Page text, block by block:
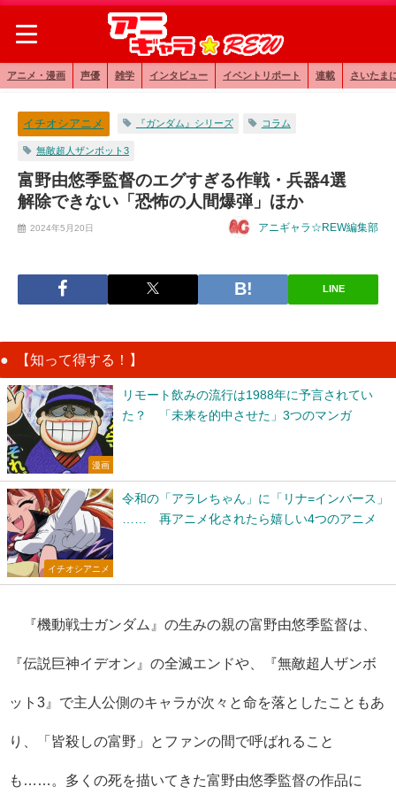
アニメ・漫画 声優 雑学 インタビュー イベントリポート 連載 さいたま
イチオシアニメ 『ガンダム』シリーズ コラム
無敵超人ザンボット3
富野由悠季監督のエグすぎる作戦・兵器4選
解除できない「恐怖の人間爆弾」ほか
2024年5月20日 アニギャラ☆REW編集部
LINE
【知って得する！】
漫画
リモート飲みの流行は1988年に予言されてい
た？ 「未来を的中させた」3つのマンガ
イチオシアニメ
令和の「アラレちゃん」に「リナ=インバース」
…… 再アニメ化されたら嬉しい4つのアニメ
『機動戦士ガンダム』の生みの親の富野由悠季監督は、
『伝説巨神イデオン』の全滅エンドや、『無敵超人ザンボ
ット3』で主人公側のキャラが次々と命を落としたこともあ
り、「皆殺しの富野」とファンの間で呼ばれること
も……。多くの死を描いてきた富野由悠季監督の作品に